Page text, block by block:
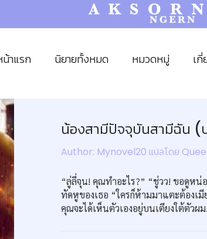
น้าแรก นิยายทั้งหมด หมวดหมู่ เกี่
น้องสามีปัจจุบันสามีฉัน (
Author: Mynovel20 แปลโดย
“ลู่ลี่จุน! คุณทำอะไร?” “ชู่วว! ขอดูห
ทัดหูของเธอ “ใครก็ห้ามมาแตะต้องเ
คุณจะได้เห็นตัวเองอยู่บนเตียงใต้ตัว